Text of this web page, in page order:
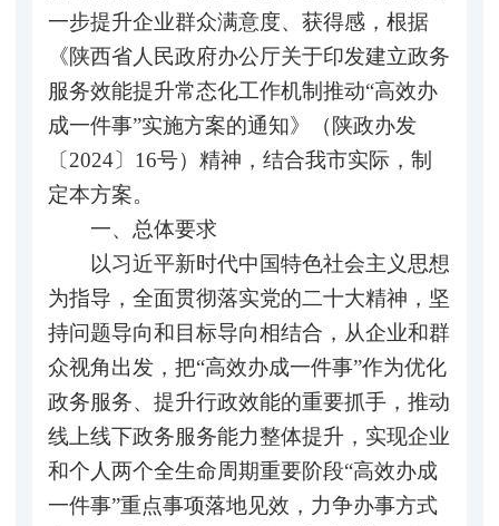
一步提升企业群众满意度、获得感，根据
《陕西省人民政府办公厅关于印发建立政务
服务效能提升常态化工作机制推动“高效办
成一件事”实施方案的通知》（陕政办发
〔2024〕16号）精神，结合我市实际，制
定本方案。
一、总体要求
以习近平新时代中国特色社会主义思想
为指导，全面贯彻落实党的二十大精神，坚
持问题导向和目标导向相结合，从企业和群
众视角出发，把“高效办成一件事”作为优化
政务服务、提升行政效能的重要抓手，推动
线上线下政务服务能力整体提升，实现企业
和个人两个全生命周期重要阶段“高效办成
一件事”重点事项落地见效，力争办事方式